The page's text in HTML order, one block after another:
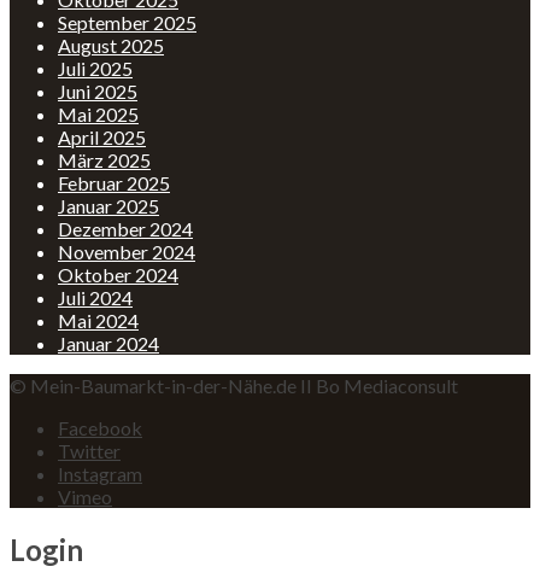
September 2025
August 2025
Juli 2025
Juni 2025
Mai 2025
April 2025
März 2025
Februar 2025
Januar 2025
Dezember 2024
November 2024
Oktober 2024
Juli 2024
Mai 2024
Januar 2024
© Mein-Baumarkt-in-der-Nähe.de II Bo Mediaconsult
Facebook
Twitter
Instagram
Vimeo
Login